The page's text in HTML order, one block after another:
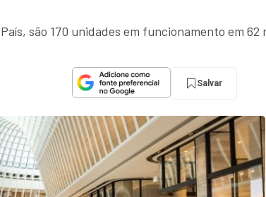
são 170 unidades em funcionamento em 62
Salvar